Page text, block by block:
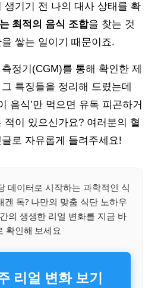
생기기 전 나의 대사 상태를 확
최적의 음식 조합을 찾는 것
쌓는 일이기 때문이죠.
정기(CGM)를 통해 확인한 제
특징들을 정리해 드렸는데
음식’만 먹으면 유독 피곤하거
적이 있으신가요? 여러분의 혈
로 자유롭게 들려주세요!
데이터로 시작하는 과학적인 식
겐 독? 나만의 맞춤 식단 노하우
의 생생한 리얼 변화를 지금 바
확인해 보세요
리얼 변화 보기